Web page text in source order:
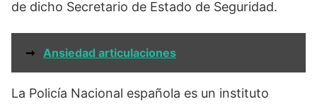
de dicho Secretario de Estado de Seguridad.
➞ Ansiedad articulaciones
La Policía Nacional española es un instituto